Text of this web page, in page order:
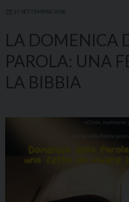
27 SETTEMBRE 2018
LA DOMENICA
PAROLA: UNA
LA BIBBIA